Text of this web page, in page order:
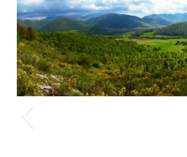
Nature Comminges